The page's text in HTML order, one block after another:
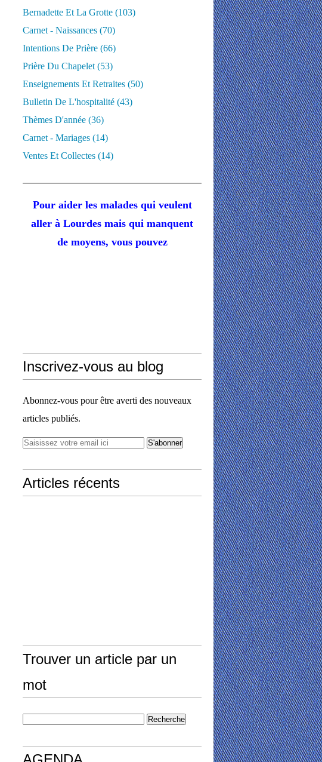
Bernadette Et La Grotte (103)
Carnet - Naissances (70)
Intentions De Prière (66)
Prière Du Chapelet (53)
Enseignements Et Retraites (50)
Bulletin De L'hospitalité (43)
Thèmes D'année (36)
Carnet - Mariages (14)
Ventes Et Collectes (14)
Pour aider les malades qui veulent
aller à Lourdes mais qui manquent
de moyens, vous pouvez
Inscrivez-vous au blog
Abonnez-vous pour être averti des nouveaux
articles publiés.
Articles récents
Trouver un article par un
mot